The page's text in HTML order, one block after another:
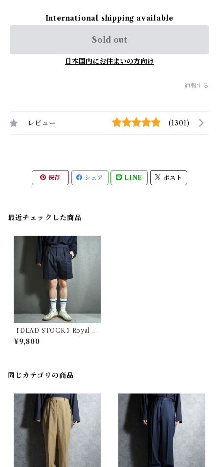
International shipping available
Sold out
日本国内にお住まいの方向け
通報する
レビュー (1301)
保存 シェア LINE ポスト
最近チェックした商品
【DEAD STOCK】Royal Na
vy Short Pants イギリス軍
ショートパンツ
¥9,800
同じカテゴリの商品